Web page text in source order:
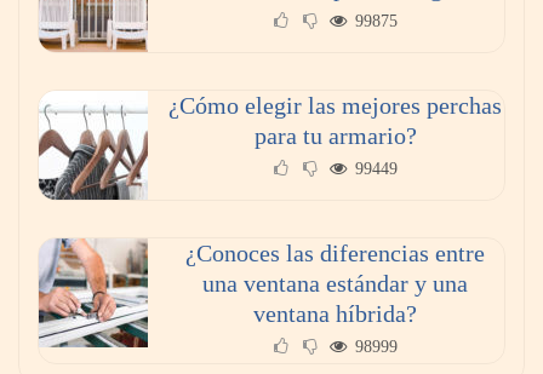
99875
¿Cómo elegir las mejores perchas
para tu armario?
99449
¿Conoces las diferencias entre
una ventana estándar y una
ventana híbrida?
98999